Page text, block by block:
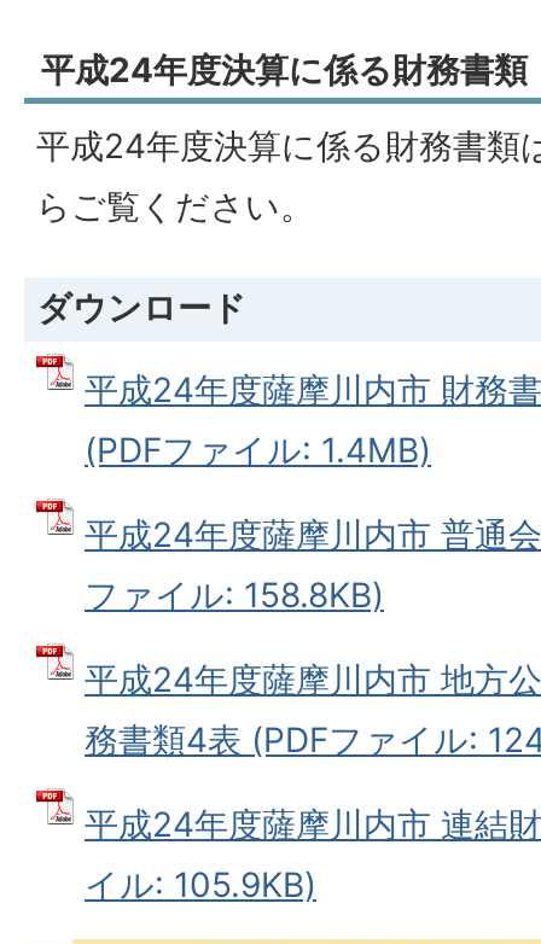
平成24年度決算に係る財務書類
平成24年度決算に係る財務書類
らご覧ください。
ダウンロード
平成24年度薩摩川内市 財務
(PDFファイル: 1.4MB)
平成24年度薩摩川内市 普通
ファイル: 158.8KB)
平成24年度薩摩川内市 地方
務書類4表 (PDFファイル:
平成24年度薩摩川内市 連結
イル: 105.9KB)